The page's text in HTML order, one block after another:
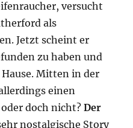
versucht
als
Jetzt scheint er
zu haben und
Mitten in der
einen
doch nicht?Der
nostalgische Story